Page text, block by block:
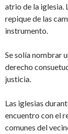
atrio de la iglesia.
repique de las
instrumento.
Se solía nombrar
derecho
justicia.
Las iglesias
encuentro con el
comunes del